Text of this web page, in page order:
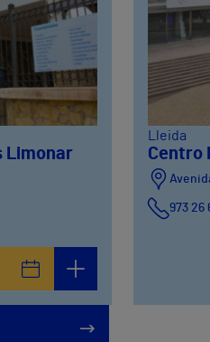
Limonar
Lleida
Centro
973 26